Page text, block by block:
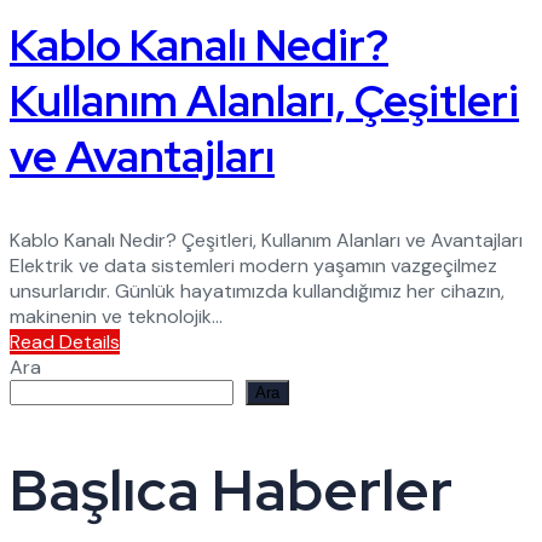
Kablo Kanalı Nedir?
Kullanım Alanları, Çeşitleri
ve Avantajları
Kablo Kanalı Nedir? Çeşitleri, Kullanım Alanları ve Avantajları
Elektrik ve data sistemleri modern yaşamın vazgeçilmez
unsurlarıdır. Günlük hayatımızda kullandığımız her cihazın,
makinenin ve teknolojik...
Read Details
Ara
Ara
Başlıca Haberler